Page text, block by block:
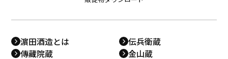
濵田酒造とは
伝兵衛蔵
傳藏院蔵
金山蔵